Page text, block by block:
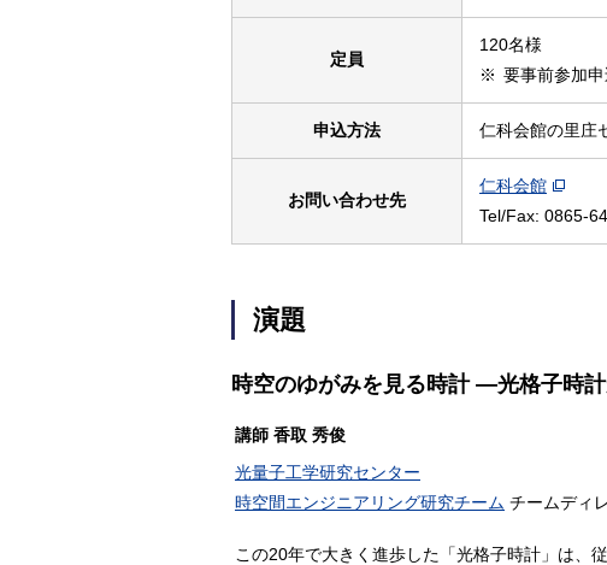
定員
120名様
※ 要事前参加申
申込方法 仁科会館の里庄
お問い合わせ先
仁科会館
Tel/Fax: 0865-
演題
時空のゆがみを見る時計 ―光格子時
講師 香取 秀俊
光量子工学研究センター
時空間エンジニアリング研究チーム チームディ
この20年で大きく進歩した「光格子時計」は、